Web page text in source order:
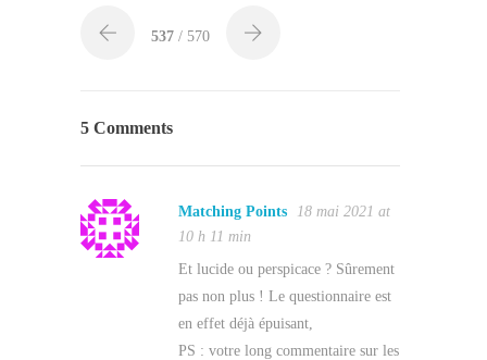
537 / 570
5 Comments
Matching Points
18 mai 2021 at
10 h 11 min
Et lucide ou perspicace ? Sûrement
pas non plus ! Le questionnaire est
en effet déjà épuisant,
PS : votre long commentaire sur les